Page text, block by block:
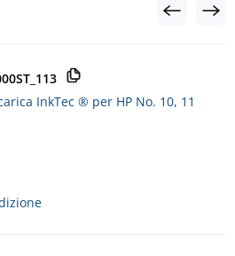
InkTec ® per HP No. 10, 11